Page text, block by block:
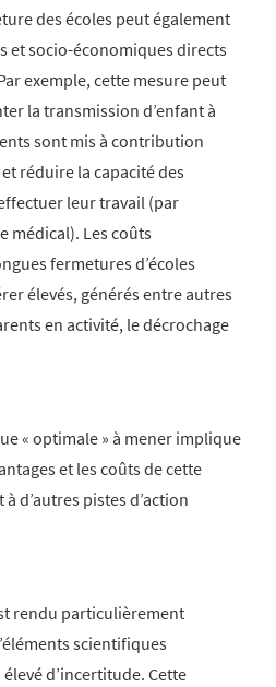
des écoles peut également
et socio-économiques directs
exemple, cette mesure peut
la transmission d’enfant à
sont mis à contribution
réduire la capacité des
leur travail (par
médical). Les coûts
fermetures d’écoles
élevés, générés entre autres
en activité, le décrochage
« optimale » à mener implique
et les coûts de cette
d’autres pistes d’action
rendu particulièrement
scientifiques
d’incertitude. Cette